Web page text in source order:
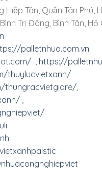
Tân, Quận Tân Phú,
Trị Đông, Bình Tân, Hồ
palletnhua.com.vn
, https://
thuylucvietxanh/
thungracvietgiare/,
,